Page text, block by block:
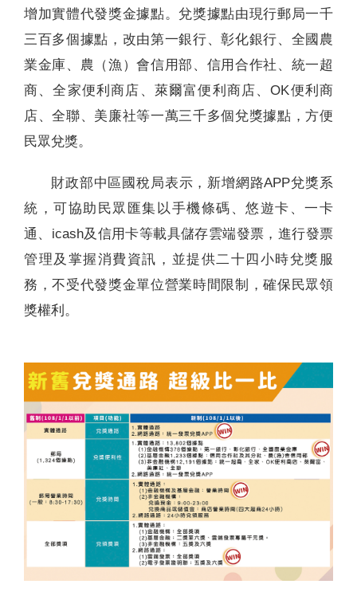
增加實體代發獎金據點。兌獎據點由現行郵局一千
三百多個據點，改由第一銀行、彰化銀行、全國農
業金庫、農（漁）會信用部、信用合作社、統一超
商、全家便利商店、萊爾富便利商店、OK便利商
店、全聯、美廉社等一萬三千多個兌獎據點，方便
民眾兌獎。
財政部中區國稅局表示，新增網路APP兌獎系
統，可協助民眾匯集以手機條碼、悠遊卡、一卡
通、icash及信用卡等載具儲存雲端發票，進行發票
管理及掌握消費資訊，並提供二十四小時兌獎服
務，不受代發獎金單位營業時間限制，確保民眾領
獎權利。